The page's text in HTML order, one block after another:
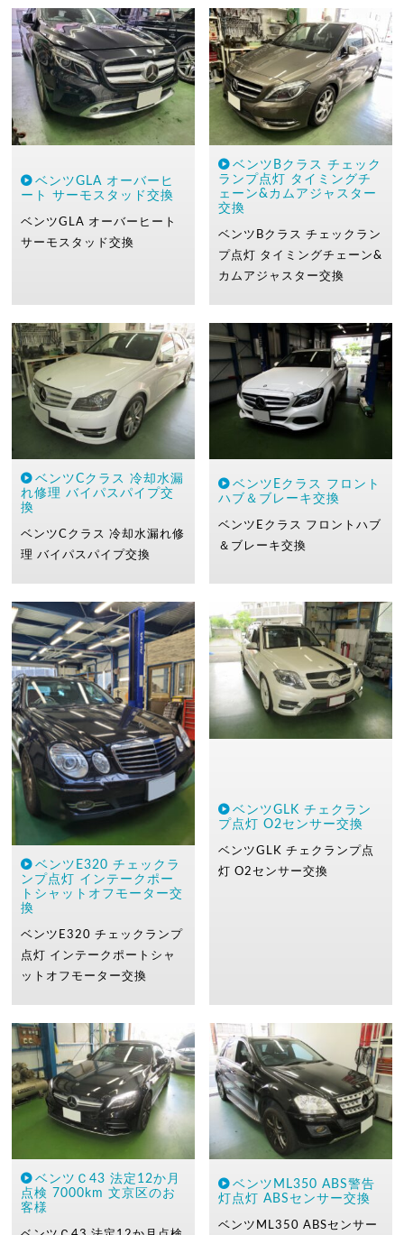
ベンツGLA オーバーヒ
ート サーモスタッド交換
ベンツGLA オーバーヒート
サーモスタッド交換
ベンツBクラス チェック
ランプ点灯 タイミングチ
ェーン&カムアジャスター
交換
ベンツBクラスチェックラン
プ点灯 タイミングチェーン&
カムアジャスター交換
ベンツCクラス 冷却水漏
れ修理 バイパスパイプ交
換
ベンツCクラス 冷却水漏れ修
理バイパスパイプ交換
ベンツEクラス フロント
ハブ＆ブレーキ交換
ベンツEクラス フロントハブ
＆ブレーキ交換
ベンツE320 チェックラ
ンプ点灯 インテークポー
トシャットオフモーター交
換
ベンツE320チェックランプ
点灯 インテークポートシャ
ットオフモーター交換
ベンツGLK チェクラン
プ点灯 O2センサー交換
ベンツGLKチェクランプ点
灯O2センサー交換
ベンツＣ43 法定12か月
点検 7000km 文京区のお
客様
ベンツML350 ABS警告
灯点灯 ABSセンサー交換
ベンツML350ABSセンサー